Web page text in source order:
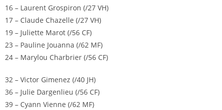
16 – Laurent Grospiron (/27 VH)
17 – Claude Chazelle (/27 VH)
19 – Juliette Marot (/56 CF)
23 – Pauline Jouanna (/62 MF)
24 – Marylou Charbrier (/56 CF)
32 – Victor Gimenez (/40 JH)
36 – Julie Dargenlieu (/56 CF)
39 – Cyann Vienne (/62 MF)